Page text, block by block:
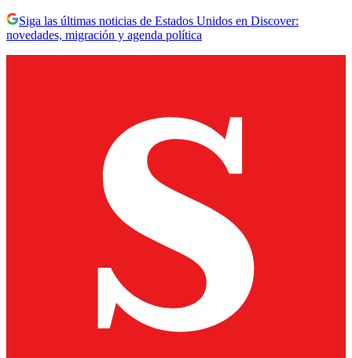
Siga las últimas noticias de Estados Unidos en Discover:
novedades, migración y agenda política